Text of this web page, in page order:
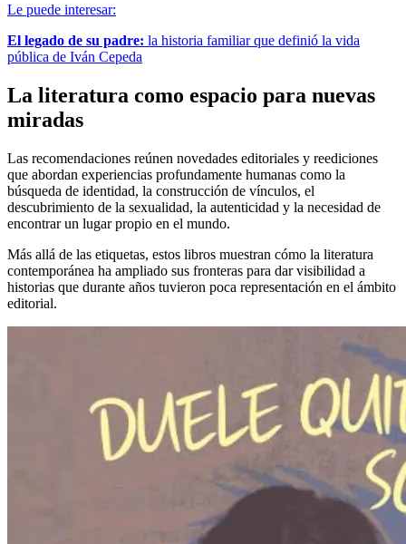
Le puede interesar:
El legado de su padre: la historia familiar que definió la vida
pública de Iván Cepeda
La literatura como espacio para nuevas
miradas
Las recomendaciones reúnen novedades editoriales y reediciones
que abordan experiencias profundamente humanas como la
búsqueda de identidad, la construcción de vínculos, el
descubrimiento de la sexualidad, la autenticidad y la necesidad de
encontrar un lugar propio en el mundo.
Más allá de las etiquetas, estos libros muestran cómo la literatura
contemporánea ha ampliado sus fronteras para dar visibilidad a
historias que durante años tuvieron poca representación en el ámbito
editorial.